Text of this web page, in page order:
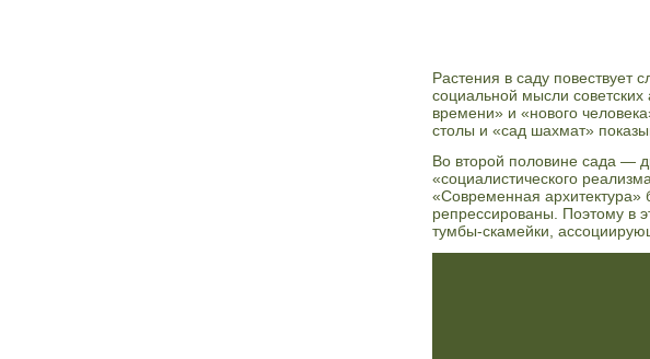
Растения в саду повествует
социальной мысли советских
времени» и «нового
столы и «сад шахмат»
Во второй половине сада —
«социалистического
«Современная архитектура»
репрессированы. Поэтому в
тумбы-скамейки,